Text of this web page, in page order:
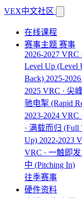
VEX中文社区
在线课程
赛事主题 赛事
2026-2027 VRC
Level Up (Level
Back) 2025-
2025 VRC · 尖
驰电掣 (Rapid
2023-2024 VRC
· 满载而归 (Full
Up) 2022-2023
VRC · 一触即发
中 (Pitching In)
往季赛事
硬件资料